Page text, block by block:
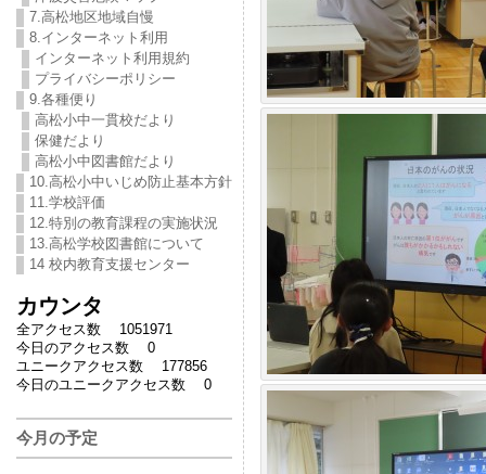
7.高松地区地域自慢
8.インターネット利用
インターネット利用規約
プライバシーポリシー
9.各種便り
高松小中一貫校だより
保健だより
高松小中図書館だより
10.高松小中いじめ防止基本方針
11.学校評価
12.特別の教育課程の実施状況
13.高松学校図書館について
14 校内教育支援センター
カウンタ
全アクセス数 1051971
今日のアクセス数 0
ユニークアクセス数 177856
今日のユニークアクセス数 0
今月の予定